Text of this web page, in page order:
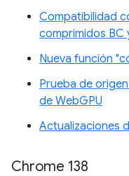
Compatibilidad
comprimidos BC
Nueva función
Prueba de
de WebGPU
Actualizaciones
Chrome 138